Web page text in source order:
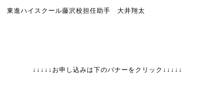
東進ハイスクール藤沢校担任助手 大井翔太
↓↓↓↓↓お申し込みは下のバナーをクリック↓↓↓↓↓